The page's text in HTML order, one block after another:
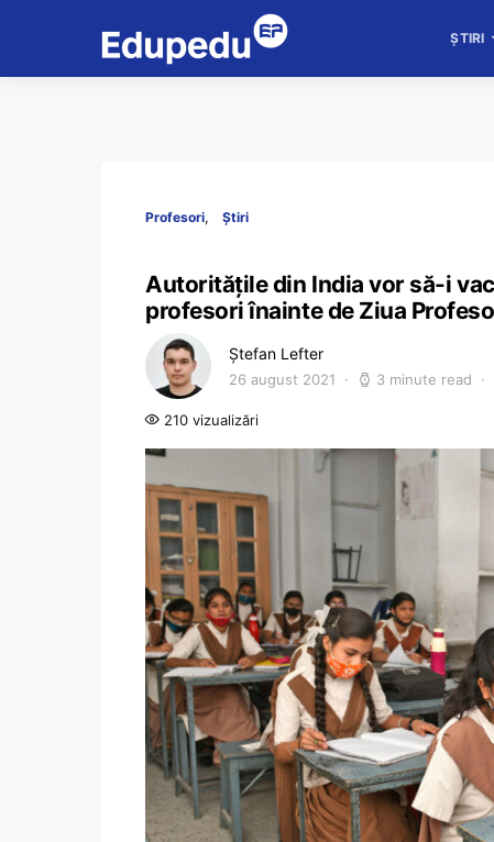
ȘTIRI
Profesori Știri
Autoritățile din India vor să-i
profesori înainte de Ziua
Ștefan Lefter
26 august 2021 3 minute read
210 vizualizări